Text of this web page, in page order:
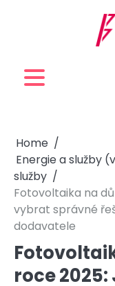
Home
Energie a služby
služby
Fotovoltaika na
vybrat správné
dodavatele
roce